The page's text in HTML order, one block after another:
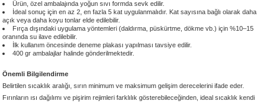
°C
°C
°C
Ürün, özel ambalajında yoğun sıvı formda sevk edilir.
İdeal sonuç için en az 2, en fazla 5 kat uygulanmalıdır. Kat sayısına bağlı olarak daha
açık veya daha koyu tonlar elde edilebilir.
Fırça dışındaki uygulama yöntemleri (daldırma, püskürtme, dökme vb.) için %10–15
oranında su ilave edilebilir.
İlk kullanım öncesinde deneme plakası yapılması tavsiye edilir.
400 gr ambalajlar halinde gönderilmektedir.
Önemli Bilgilendirme
Belirtilen sıcaklık aralığı, sırın minimum ve maksimum gelişim derecelerini ifade eder.
Fırınların ısı dağılımı ve pişirim rejimleri farklılık gösterebileceğinden, ideal sıcaklık kendi